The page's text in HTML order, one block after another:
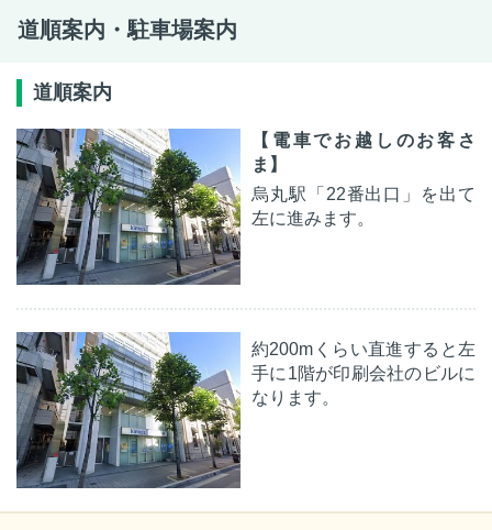
道順案内・駐車場案内
道順案内
【電車でお越しのお客さ
ま】
烏丸駅「22番出口」を出て
左に進みます。
約200mくらい直進すると左
手に1階が印刷会社のビルに
なります。